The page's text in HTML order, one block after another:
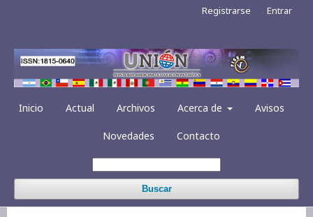
Inicio Actual Archivos Acerca de Avisos
Novedades Contacto
Buscar
Registrarse Entrar